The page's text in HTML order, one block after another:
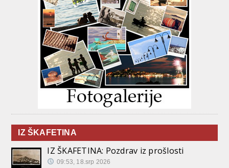
IZ ŠKAFETINA
IZ ŠKAFETINA: Pozdrav iz prošlosti
09:53, 18.srp 2026